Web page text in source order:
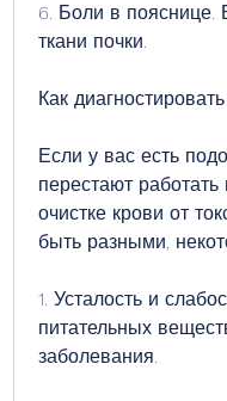
6. Боли в пояснице.
ткани почки.
Как
Если у вас есть
перестают
очистке крови от
быть разными,
1. Усталость и
питательных
заболевания.